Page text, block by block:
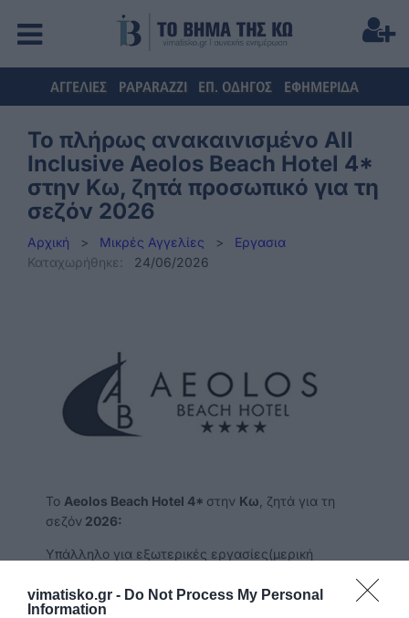
vimatisko.gr - Do Not Process My Personal
Information
ΑΓΓΕΛΙΕΣ PAPARAZZI ΕΠ. ΟΔΗΓΟΣ ΕΦΗΜΕΡΙΔΑ
Το πλήρως ανακαινισμένο All
Inclusive Aeolos Beach Hotel 4*
στην Κω, ζητά προσωπικό για τη
σεζόν 2026
Αρχική > Μικρές Αγγελίες > Εργασια
Καταχωρήθηκε:
24/06/2026
Το Aeolos Beach Hotel 4* στην Κω , ζητά για τη
σεζόν 2026:
Υπάλληλο για εξωτερικές εργασίες(μερική
ΣΑΣ ΠΕΡΙΜΕΝΟΥΜΕ ΣΤΟ ΞΕΝΟΔΟΧΕΙΟ ΝΑ